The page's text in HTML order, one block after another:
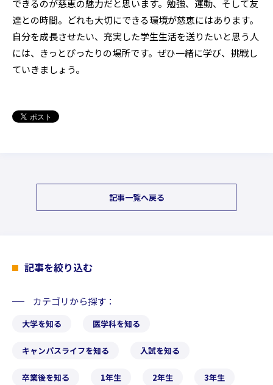
できるのが慈恵の魅力だと思います。勉強、運動、そして友
達との時間。どれも大切にできる環境が慈恵にはあります。
自分を成長させたい、充実した学生生活を送りたいと思う人
には、きっとぴったりの場所です。ぜひ一緒に学び、挑戦し
ていきましょう。
記事一覧へ戻る
記事を絞り込む
カテゴリから探す
大学を知る 医学科を知る
キャンパスライフを知る 入試を知る
卒業後を知る 1年生 2年生 3年生